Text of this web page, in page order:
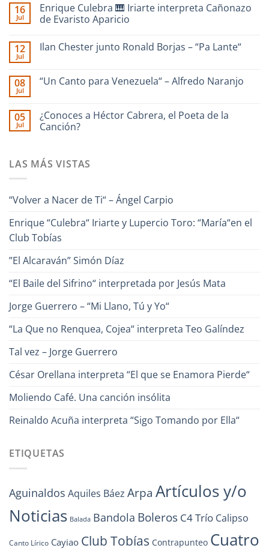
comentarios
en
SAN
dedicado
–
Interpreta
16
Jul
Enrique Culebra 🎹 Iriarte interpreta Cañonazo
de Evaristo Aparicio
comentarios
🎹
Iriarte
Evaristo
Aparicio
12
Jul
Ilan Chester junto Ronald Borjas – “Pa Lante“
en
Ronald
Borjas
–
08
Jul
“Un Canto para Venezuela“ – Alfredo Naranjo
en
“Un
Canto
Alfredo
05
Jul
¿Conoces a Héctor Cabrera, el Poeta de la
Canción?
en
¿Conoces
el
la
Canción?
LAS MÁS VISTAS
“Volver a Nacer de Ti“ – Ángel Carpio
Enrique “Culebra“ Iriarte y Lupercio Toro: “María“en el
Club Tobías
”El Alcaraván” Simón Díaz
“El Baile del Sifrino“ interpretada por Jesús Mata
Jorge Guerrero – “Mi Llano, Tú y Yo“
“La Que no Renquea, Cojea“ interpreta Teo Galíndez
Tal vez – Jorge Guerrero
César Orellana interpreta “El que se Enamora Pierde“
Moliendo Café. Una canción insólita
Reinaldo Acuña interpreta “Sigo Tomando por Ella“
ETIQUETAS
Aguinaldos Aquiles Báez Arpa Artículos y/o
Noticias Balada Bandola Boleros C4 Trío Calipso
Canto Lírico Cayiao Club Tobías Contrapunteo Cuatro